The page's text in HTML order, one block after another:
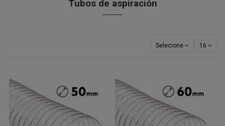
Tubos de aspiración
Selecione 16